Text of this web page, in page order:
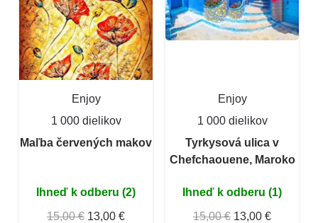
Enjoy
1 000 dielikov
Maľba červených makov
Ihneď k odberu (2)
15,00 € 13,00 €
Enjoy
1 000 dielikov
Tyrkysová ulica v
Chefchaouene, Maroko
Ihneď k odberu (1)
15,00 € 13,00 €